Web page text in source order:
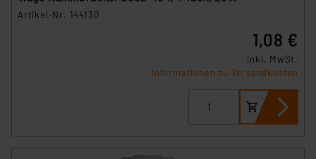
Artikel-Nr. 144130
1,08 €
inkl. MwSt.
Informationen zu Versandkosten